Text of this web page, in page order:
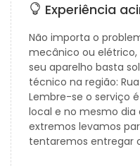
Experiência
Não importa o
mecânico ou
seu aparelho basta
técnico na região:
Lembre-se o serviço
local e no mesmo dia
extremos levamos
tentaremos entregar